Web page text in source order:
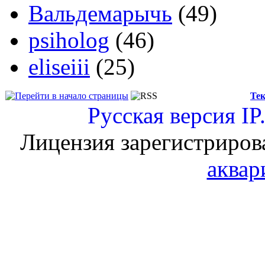
Вальдемарычь (49)
psiholog (46)
eliseiii (25)
Русская версия
Лицензия